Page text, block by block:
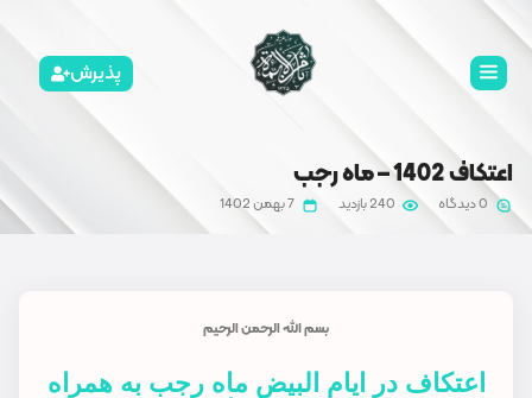
پذیرش
7 بهمن 1402
ماه رجب به همراه